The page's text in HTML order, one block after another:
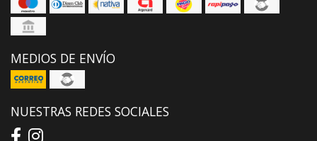
MEDIOS DE ENVÍO
NUESTRAS REDES SOCIALES